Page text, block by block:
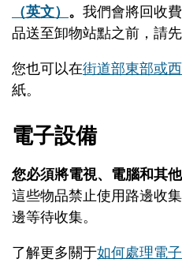
（英文） 。 我們會將回收
品送至卸物站點之前，請先
您也可以在街道部東部或
紙。
電子設備
您必須將電視、電腦和其
這些物品禁止使用路邊收
邊等待收集。
了解更多關于如何處理電